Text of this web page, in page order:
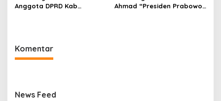
t
Anggota DPRD Kab
Ahmad “Presiden Prabowo
Komentar
News Feed